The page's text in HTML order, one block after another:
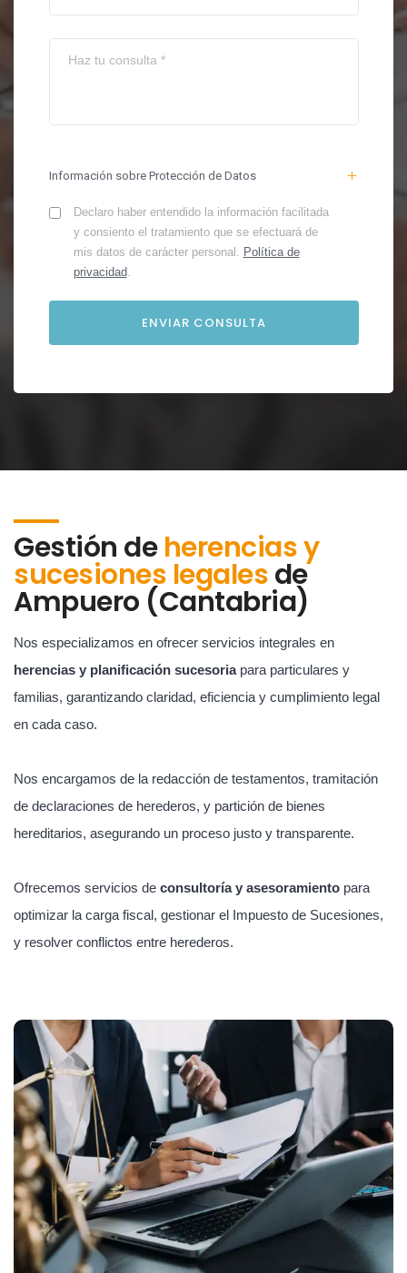
Información sobre Protección de Datos
Declaro haber entendido la información facilitada
y consiento el tratamiento que se efectuará de
mis datos de carácter personal. Política de
privacidad.
Gestión deherencias y
sucesiones legalesde
Ampuero (Cantabria)
Nos especializamos en ofrecer servicios integrales en
herencias y planificación sucesoriapara particulares y
familias, garantizando claridad, eficiencia y cumplimiento legal
en cada caso.
Nos encargamos de la redacción de testamentos, tramitación
de declaraciones de herederos, y partición de bienes
hereditarios, asegurando un proceso justo y transparente.
Ofrecemos servicios de consultoría y asesoramiento para
optimizar la carga fiscal, gestionar el Impuesto de Sucesiones,
y resolver conflictos entre herederos.